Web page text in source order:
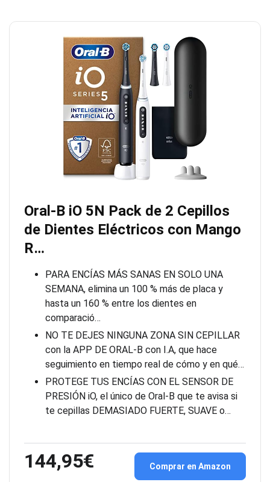
Oral-B iO 5N Pack de 2 Cepillos
de Dientes Eléctricos con Mango
R…
PARA ENCÍAS MÁS SANAS EN SOLO UNA
SEMANA, elimina un 100 % más de placa y
hasta un 160 % entre los dientes en
comparació…
NO TE DEJES NINGUNA ZONA SIN CEPILLAR
con la APP DE ORAL-B con I.A, que hace
seguimiento en tiempo real de cómo y en qué…
PROTEGE TUS ENCÍAS CON EL SENSOR DE
PRESIÓN iO, el único de Oral-B que te avisa si
te cepillas DEMASIADO FUERTE, SUAVE o…
144,95€ Comprar en Amazon